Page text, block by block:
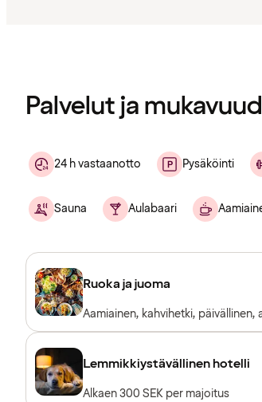
Palvelut ja
24 h vastaanotto Pysäköinti
Sauna Aulabaari
Ruoka ja juoma
Aamiainen, kahvihetki, päivällinen,
Lemmikkiystävällinen hotelli
Alkaen 300 SEK per majoitus